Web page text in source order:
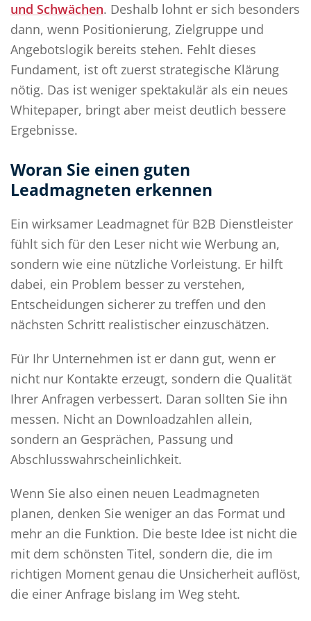
und Schwächen. Deshalb lohnt er sich besonders
dann, wenn Positionierung, Zielgruppe und
Angebotslogik bereits stehen. Fehlt dieses
Fundament, ist oft zuerst strategische Klärung
nötig. Das ist weniger spektakulär als ein neues
Whitepaper, bringt aber meist deutlich bessere
Ergebnisse.
Woran Sie einen guten
Leadmagneten erkennen
Ein wirksamer Leadmagnet für B2B Dienstleister
fühlt sich für den Leser nicht wie Werbung an,
sondern wie eine nützliche Vorleistung. Er hilft
dabei, ein Problem besser zu verstehen,
Entscheidungen sicherer zu treffen und den
nächsten Schritt realistischer einzuschätzen.
Für Ihr Unternehmen ist er dann gut, wenn er
nicht nur Kontakte erzeugt, sondern die Qualität
Ihrer Anfragen verbessert. Daran sollten Sie ihn
messen. Nicht an Downloadzahlen allein,
sondern an Gesprächen, Passung und
Abschlusswahrscheinlichkeit.
Wenn Sie also einen neuen Leadmagneten
planen, denken Sie weniger an das Format und
mehr an die Funktion. Die beste Idee ist nicht die
mit dem schönsten Titel, sondern die, die im
richtigen Moment genau die Unsicherheit auflöst,
die einer Anfrage bislang im Weg steht.